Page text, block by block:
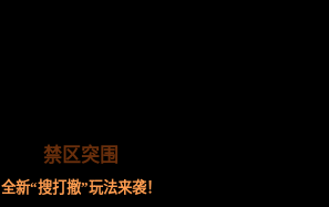
禁区突围
全新“搜打撤”玩法来袭！